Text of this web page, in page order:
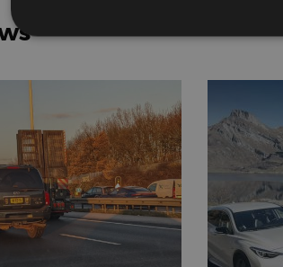
Strikt noodzakelijke cookies maken de
accountbeheer. De website kan niet goed
Naam
Aanbieder /
cf_clearance
.autorai.nl